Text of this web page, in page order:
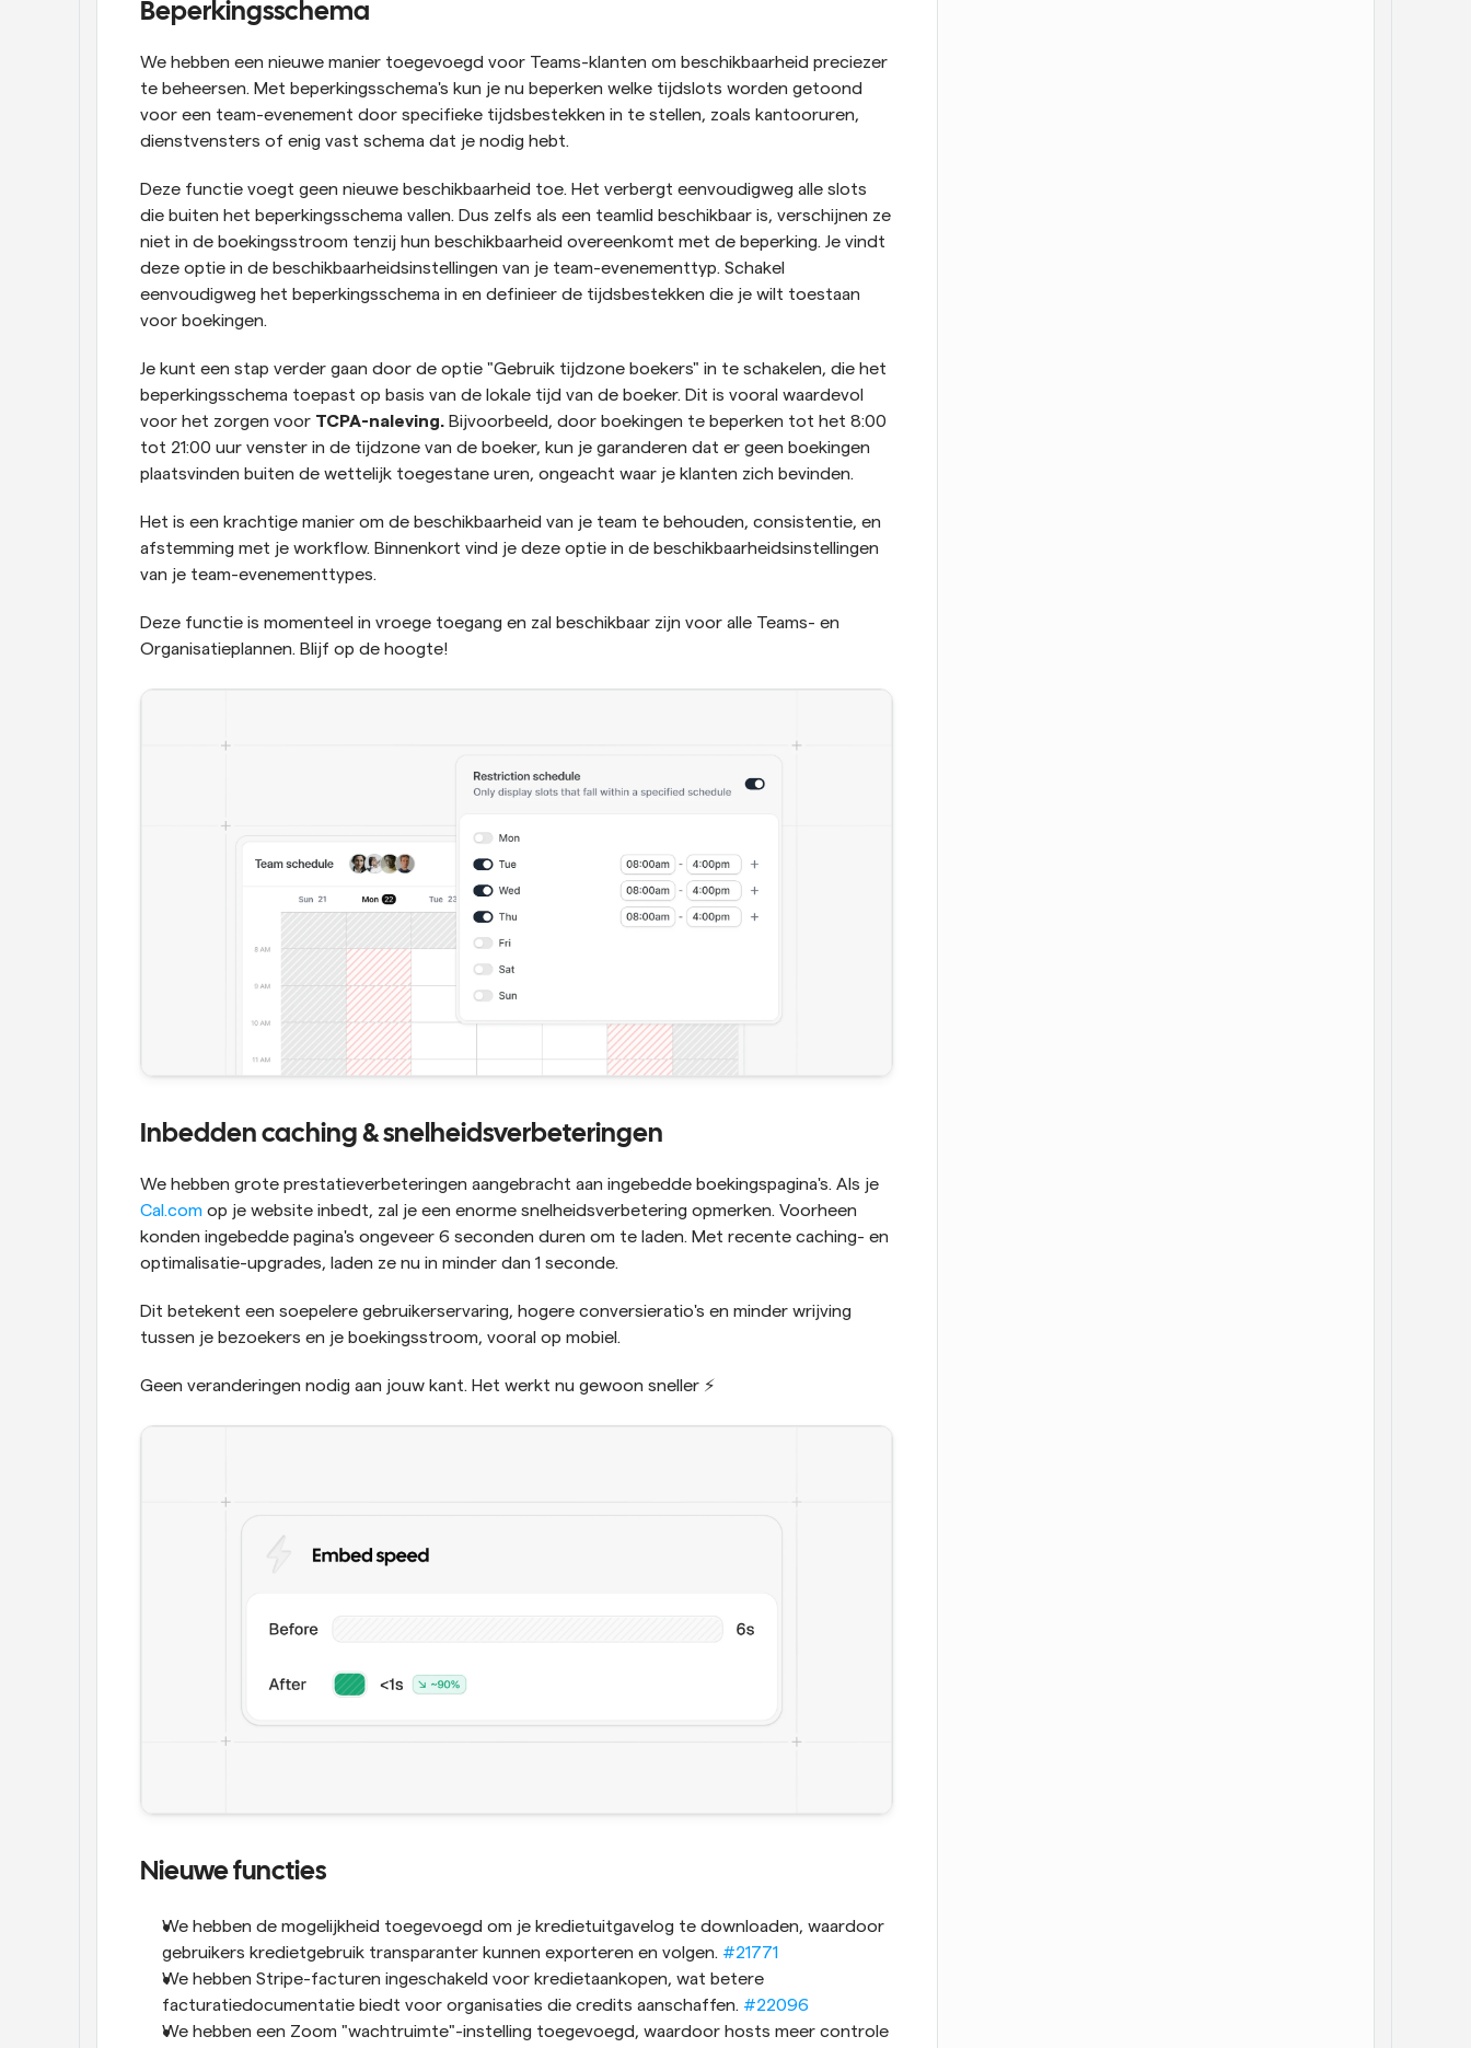
Beperkingsschema
We hebben een nieuwe manier toegevoegd voor Teams-klanten om beschikbaarheid preciezer
te beheersen. Met beperkingsschema's kun je nu beperken welke tijdslots worden getoond
voor een team-evenement door specifieke tijdsbestekken in te stellen, zoals kantooruren,
dienstvensters of enig vast schema dat je nodig hebt.
Deze functie voegt geen nieuwe beschikbaarheid toe. Het verbergt eenvoudigweg alle slots
die buiten het beperkingsschema vallen. Dus zelfs als een teamlid beschikbaar is, verschijnen ze
niet in de boekingsstroom tenzij hun beschikbaarheid overeenkomt met de beperking. Je vindt
deze optie in de beschikbaarheidsinstellingen van je team-evenementtyp. Schakel
eenvoudigweg het beperkingsschema in en definieer de tijdsbestekken die je wilt toestaan
voor boekingen.
Je kunt een stap verder gaan door de optie "Gebruik tijdzone boekers" in te schakelen, die het
beperkingsschema toepast op basis van de lokale tijd van de boeker. Dit is vooral waardevol
voor het zorgen voor TCPA-naleving. Bijvoorbeeld, door boekingen te beperken tot het 8:00
tot 21:00 uur venster in de tijdzone van de boeker, kun je garanderen dat er geen boekingen
plaatsvinden buiten de wettelijk toegestane uren, ongeacht waar je klanten zich bevinden.
Het is een krachtige manier om de beschikbaarheid van je team te behouden, consistentie, en
afstemming met je workflow. Binnenkort vind je deze optie in de beschikbaarheidsinstellingen
van je team-evenementtypes.
Deze functie is momenteel in vroege toegang en zal beschikbaar zijn voor alle Teams- en
Organisatieplannen. Blijf op de hoogte!
Inbedden caching & snelheidsverbeteringen
Cal.com op je website inbedt, zal je een enorme snelheidsverbetering opmerken. Voorheen
konden ingebedde pagina's ongeveer 6 seconden duren om te laden. Met recente caching- en
optimalisatie-upgrades, laden ze nu in minder dan 1 seconde.
Dit betekent een soepelere gebruikerservaring, hogere conversieratio's en minder wrijving
tussen je bezoekers en je boekingsstroom, vooral op mobiel.
Geen veranderingen nodig aan jouw kant. Het werkt nu gewoon sneller ⚡️
Nieuwe functies
We hebben de mogelijkheid toegevoegd om je kredietuitgavelog te downloaden, waardoor
gebruikers kredietgebruik transparanter kunnen exporteren en volgen. #21771
We hebben Stripe-facturen ingeschakeld voor kredietaankopen, wat betere
facturatiedocumentatie biedt voor organisaties die credits aanschaffen. #22096
We hebben een Zoom "wachtruimte"-instelling toegevoegd, waardoor hosts meer controle